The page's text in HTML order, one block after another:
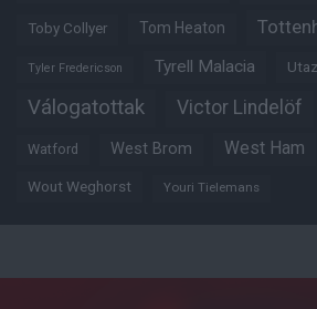
Toby Collyer Tom Heaton
Tyler Fredericson Tyrell Malacia
Válogatottak Victor Lindelöf
Watford West Brom West Ham
Wout Weghorst Youri Tielemans